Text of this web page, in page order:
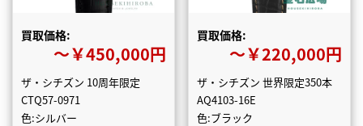
買取価格:
〜￥450,000円
ザ・シチズン 10周年限定
CTQ57-0971
色:シルバー
買取価格:
〜￥220,000円
ザ・シチズン 世界限定350本
AQ4103-16E
色:ブラック